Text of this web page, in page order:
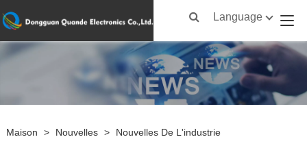
Language
Maison > Nouvelles > Nouvelles De L'industrie